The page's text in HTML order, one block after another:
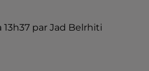
13h37 par Jad Belrhiti